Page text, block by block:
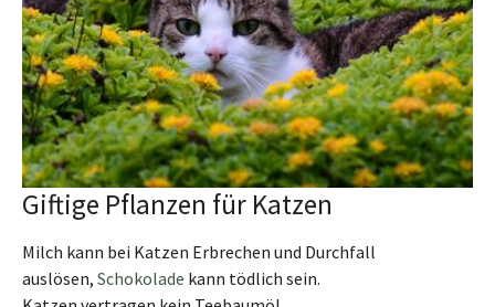
Giftige Pflanzen für Katzen
Milch kann bei Katzen Erbrechen und Durchfall
auslösen, Schokolade kann tödlich sein.